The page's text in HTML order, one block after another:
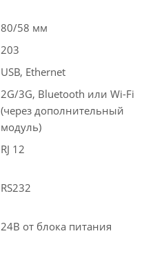
80/58 мм
203
USB, Ethernet
2G/3G, Bluetooth или Wi-Fi
(через дополнительный
модуль)
RJ 12
RS232
24В от блока питания